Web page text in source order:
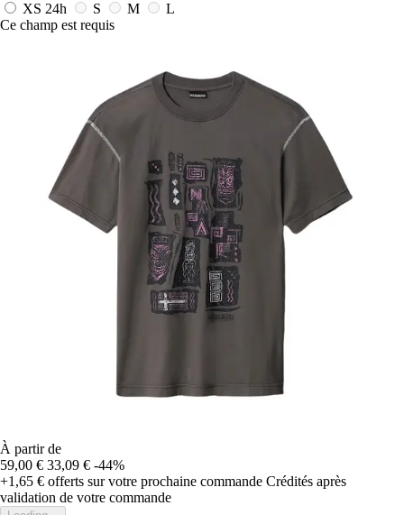
XS 24h S M
L
Ce champ est requis
À partir de
59,00 € 33,09 € -44%
+1,65 € offerts sur votre prochaine commande Crédités après
validation de votre commande